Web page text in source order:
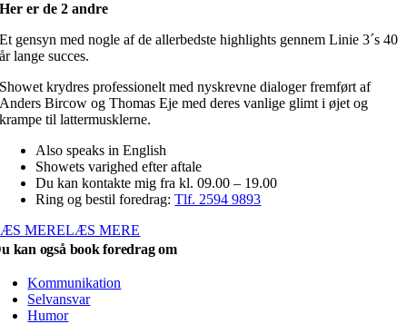
Her er de 2 andre
Et gensyn med nogle af de allerbedste highlights gennem Linie 3´s 40
år lange succes.
Showet krydres professionelt med nyskrevne dialoger fremført af
Anders Bircow og Thomas Eje med deres vanlige glimt i øjet og
krampe til lattermusklerne.
Also speaks in English
Showets varighed efter aftale
Du kan kontakte mig fra kl. 09.00 – 19.00
Ring og bestil foredrag:Tlf. 2594 9893
MERELÆS MERE
kan også book foredrag om
Kommunikation
Selvansvar
Humor